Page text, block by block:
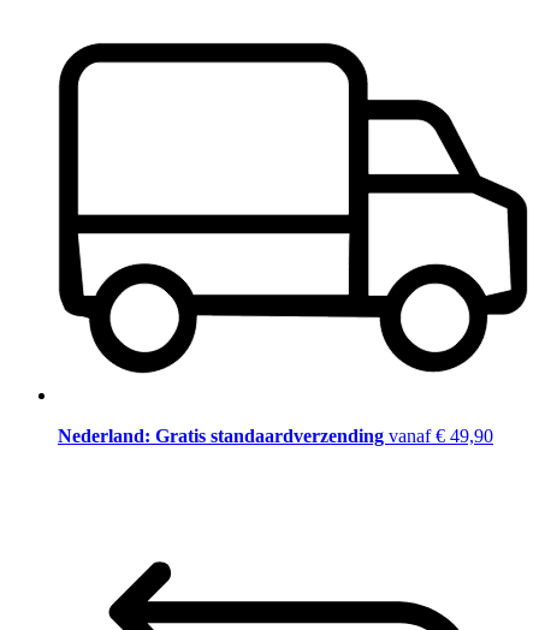
Nederland: Gratis standaardverzending vanaf € 49,90